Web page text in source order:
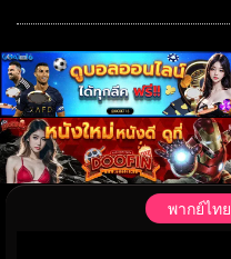
พากย์ไทย